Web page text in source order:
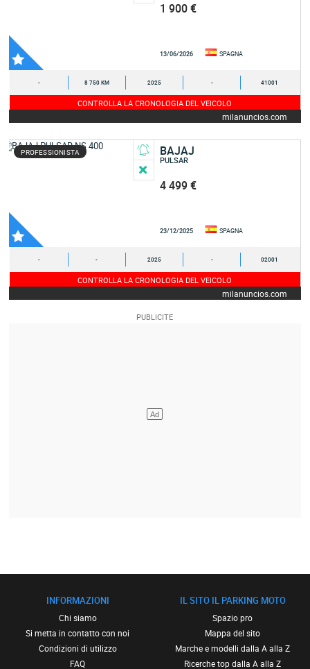
1 900 €
13/06/2026 SPAGNA
- 8 750 KM 2025 - 41001
CONTROLLA LA CRONOLOGIA DEL VEICOLO
milanuncios.com
PROFESSIONISTA BAJAJ
PULSAR
4 499 €
23/12/2025 SPAGNA
- - 2025 - 02001
CONTROLLA LA CRONOLOGIA DEL VEICOLO
milanuncios.com
INFORMAZIONI
Chi siamo
Si metta in contatto con noi
Condizioni di utilizzo
FAQ
IL SITO IL PARKING MOTO
Spazio pro
Mappa del sito
Marche e modelli dalla A alla Z
Ricerche top dalla A alla Z